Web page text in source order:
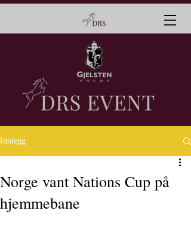
Innlegg
Norge vant Nations Cup på
hjemmebane